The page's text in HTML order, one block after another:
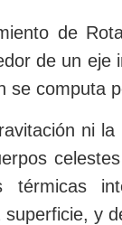
de
de un eje
se computa
ni
térmicas
superficie, y